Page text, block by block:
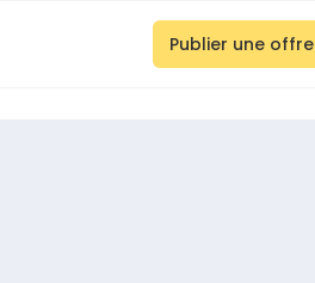
Publier une offre